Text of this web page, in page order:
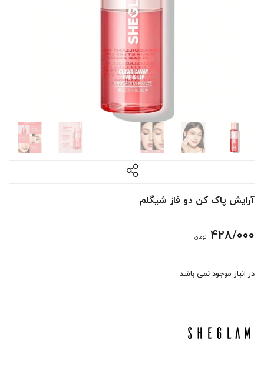
آرایش پاک کن دو فاز شیگلم
428/000 تومان
در انبار موجود نمی باشد